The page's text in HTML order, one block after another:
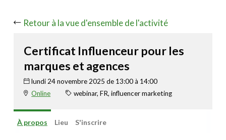
mainRetour à la vue d'ensemble de l'activité
Certificat Influenceur pour les
marques et agences
lundi 24 novembre 2025 de 13:00 à 14:00
Online
webinar, FR, influencer marketing
À propos Lieu S'inscrire
Toolbox